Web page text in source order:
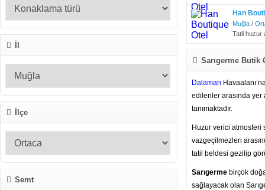
İlçe
Semt
Han
Muğla /
Tatil huzur
Sarıgerme Butik
Dalaman
edilenler arasında
tanımaktadır.
Huzur verici atmosferi
vazgeçilmezleri
tatil beldesi gezilip
Sarıgerme birçok
sağlayacak olan